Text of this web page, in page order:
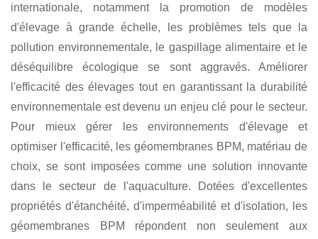
internationale, notamment la promotion de modèles
d'élevage à grande échelle, les problèmes tels que la
pollution environnementale, le gaspillage alimentaire et le
déséquilibre écologique se sont aggravés. Améliorer
l'efficacité des élevages tout en garantissant la durabilité
environnementale est devenu un enjeu clé pour le secteur.
Pour mieux gérer les environnements d'élevage et
optimiser l'efficacité, les géomembranes BPM, matériau de
choix, se sont imposées comme une solution innovante
dans le secteur de l'aquaculture. Dotées d'excellentes
propriétés d'étanchéité, d'imperméabilité et d'isolation, les
géomembranes BPM répondent non seulement aux